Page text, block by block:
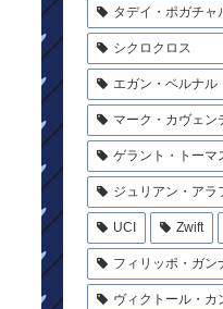
タデイ・ポガチャ
シクロクロス
エガン・ベルナル
マーク・カヴェン
ゲラント・トーマ
ジュリアン・アラ
UCI Zwift
フィリッポ・ガン
ヴィクトール・カ